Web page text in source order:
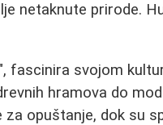
netaknute prirode.
fascinira svojom
hramova do
opuštanje, dok su